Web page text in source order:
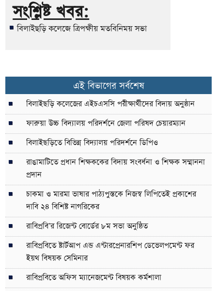
সংশ্লিষ্ট খবর:
বিলাইছড়ি কলেজে ত্রিপক্ষীয় মতবিনিময় সভা
এই বিভাগের সর্বশেষ
বিলাইছড়ি কলেজের এইচএসসি পরীক্ষার্থীদের বিদায় অনুষ্ঠান
ফারুয়া উচ্চ বিদ্যালয় পরিদর্শনে জেলা পরিষদ চেয়ারম্যান
বিলাইছড়িতে বিভিন্ন বিদ্যালয় পরিদর্শনে ডিপিও
রাঙামাটিতে প্রধান শিক্ষককের বিদায় সংবর্ধনা ও শিক্ষক সম্মাননা
প্রদান
চাকমা ও মারমা ভাষার পাঠ্যপুস্তকে নিজস্ব লিপিতেই প্রকাশের
দাবি ২৪ বিশিষ্ট নাগরিকের
রাবিপ্রবি’র রিজেন্ট বোর্ডের ৮ম সভা অনুষ্ঠিত
রাবিপ্রবিতে ষ্টার্টআপ এন্ড এন্টারপ্রেনারশিপ ডেভেলপমেন্ট ফর
ইয়থ বিষয়ক সেমিনার
রাবিপ্রবিতে অফিস ম্যানেজমেন্ট বিষয়ক কর্মশালা